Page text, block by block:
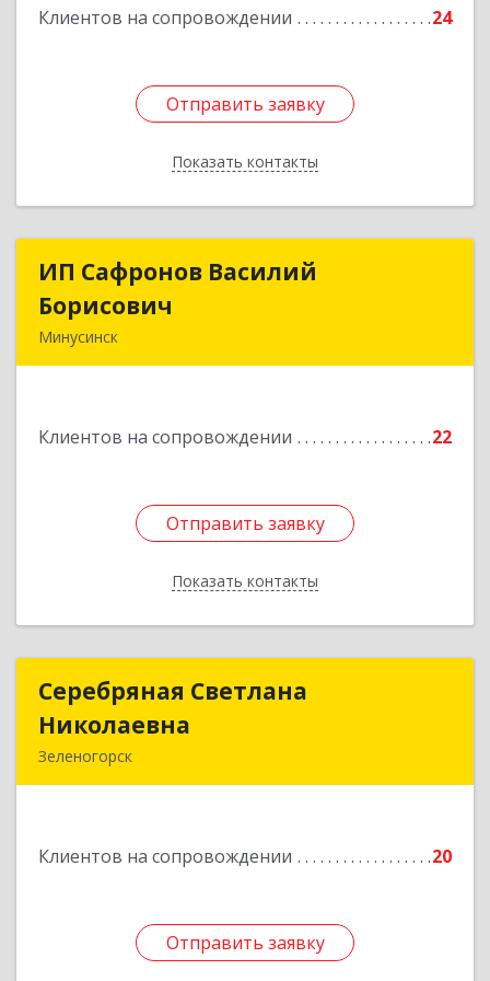
Клиентов на сопровождении 24
Отправить заявку
Показать контакты
Отправить заявку
Назад
ИП Сафронов Василий
Борисович
Минусинск
Клиентов на сопровождении 22
Отправить заявку
Показать контакты
ИП Сафронов Василий
Подробнее
Отправить заявку
Назад
Серебряная Светлана
Николаевна
Зеленогорск
Клиентов на сопровождении 20
Отправить заявку
Серебряная Светлана
Подробнее
Отправить заявку